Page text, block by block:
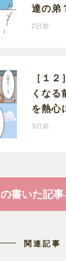
達の弟
持ちと
2日前
［１
くな
を熱心
がいた
3日前
書いた記
関連記事